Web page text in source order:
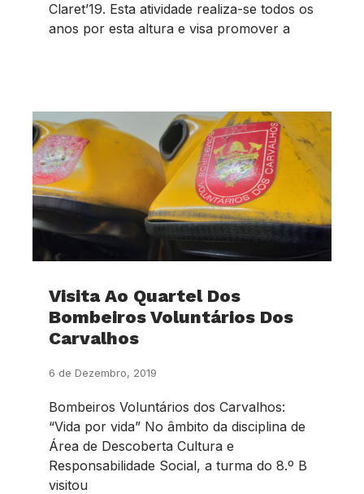
Claret’19. Esta atividade realiza-se todos os
anos por esta altura e visa promover a
Visita Ao Quartel Dos
Bombeiros Voluntários Dos
Carvalhos
6 de Dezembro, 2019
Bombeiros Voluntários dos Carvalhos:
“Vida por vida” No âmbito da disciplina de
Área de Descoberta Cultura e
Responsabilidade Social, a turma do 8.º B
visitou